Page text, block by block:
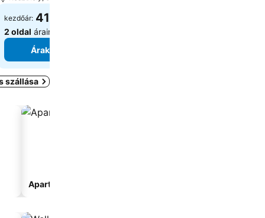
kezdőár: 41 657 Ft
2 oldal árainak mutatása
Árak megjelenítése
szállása
Apartmanhotel